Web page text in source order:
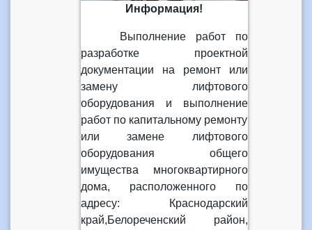
Информация!
Выполнение работ по
разработке проектной
документации на ремонт или
замену лифтового
оборудования и выполнение
работ по капитальному ремонту
или замене лифтового
оборудования общего
имущества многоквартирного
дома, расположенного по
адресу: Краснодарский
край,Белореченский район,